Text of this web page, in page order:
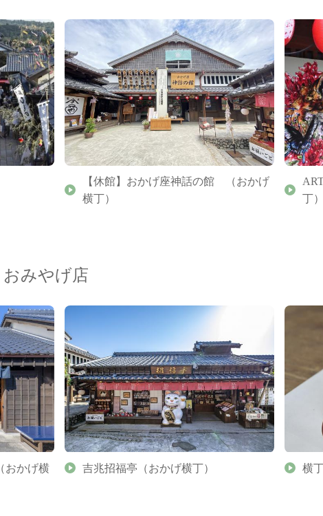
【休館】おかげ座神話の館 （おかげ
横丁）
丁
みやげ店
おかげ横
吉兆招福亭（おかげ横丁） 横